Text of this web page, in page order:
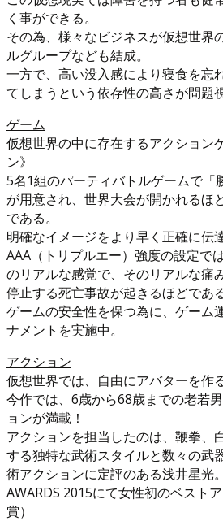
く事ができる。
その為、様々なビジネスが仮想世界
ルグループなども結成。
一方で、高い没入感により寝食を忘
てしまうという依存性の高さが問題
ゲーム
仮想世界の中に存在するアクション
ン》
5名1組のパーティバトルゲームで「
が用意され、世界大会が開かれるほ
である。
明確なイメージをより早く正確に伝
AAA（トリプルエー）強度の設定で
のリアルな感覚で、そのリアルな痛
停止する死亡事故が起きるほどである
ゲームの安全性を保つ為に、ゲーム
ナメントを実施中。
アクション
仮想世界では、自由にアバターを作
今作では、6歳から68歳までの老若
ョンが満載！
アクションを担当したのは、鞭拳、
する独特な武術スタイルと数々の武
術アクションに定評のある浅井星光
AWARDS 2015にて女性初のベスト
賞）